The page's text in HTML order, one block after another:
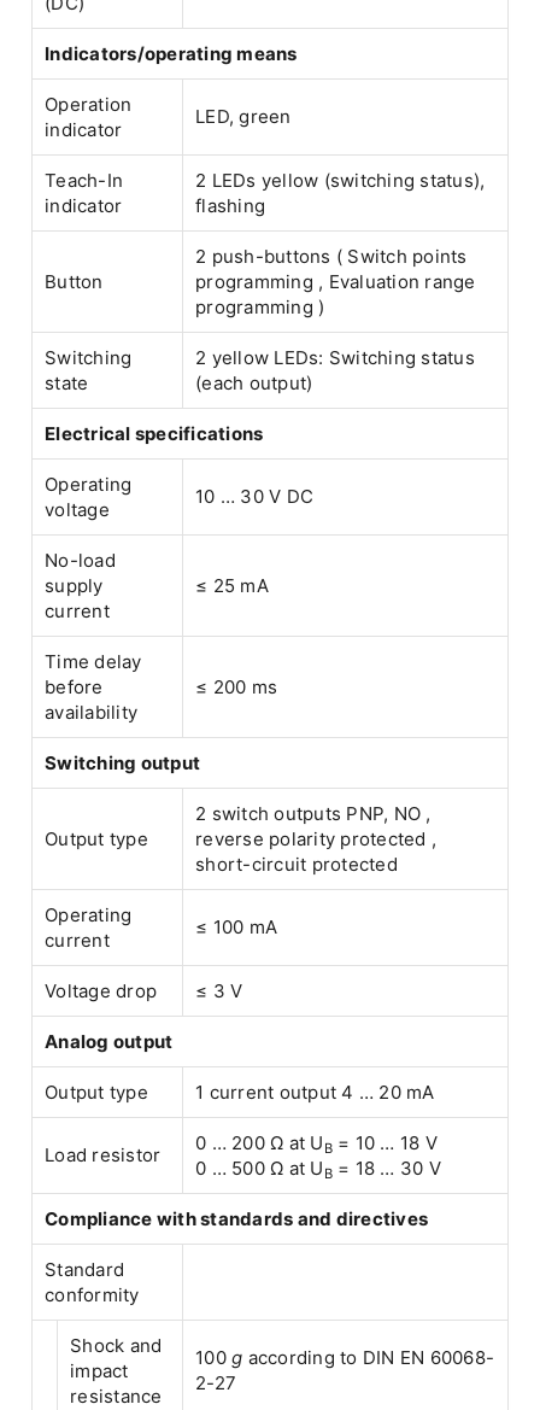
Indicators/operating means
Operation
indicator
LED, green
Teach-In
indicator
2 LEDs yellow (switching status),
flashing
Button
2 push-buttons ( Switch points
programming , Evaluation range
programming )
Switching
state
2 yellow LEDs: Switching status
(each output)
Electrical specifications
Operating
voltage
10 … 30 V DC
No-load
supply
current
≤ 25 mA
Time delay
before
availability
≤ 200 ms
Switching output
Output type
2 switch outputs PNP, NO ,
reverse polarity protected ,
short-circuit protected
Operating
current
≤ 100 mA
Voltage drop ≤ 3 V
Analog output
Output type 1 current output 4 … 20 mA
Load resistor
0 … 200 Ω at U B= 10 … 18 V
0 … 500 Ω at U B= 18 … 30 V
Compliance with standards and directives
Standard
conformity
Shock and
impact
resistance
100 g according to DIN EN 60068-
2-27